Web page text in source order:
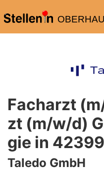
Facharzt
zt (m/w/d)
gie in
Taledo GmbH